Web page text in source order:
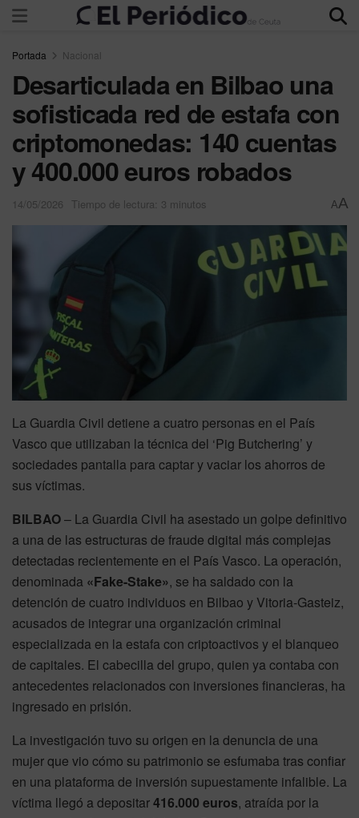
Portada Nacional
Desarticulada en Bilbao una
sofisticada red de estafa con
criptomonedas: 140 cuentas
y 400.000 euros robados
14/05/2026 Tiempo de lectura: 3 minutos AA
La Guardia Civil detiene a cuatro personas en el País
Vasco que utilizaban la técnica del ‘Pig Butchering’ y
sociedades pantalla para captar y vaciar los ahorros de
sus víctimas.
BILBAO– La Guardia Civil ha asestado un golpe definitivo
a una de las estructuras de fraude digital más complejas
detectadas recientemente en el País Vasco. La operación,
denominada «Fake-Stake», se ha saldado con la
detención de cuatro individuos en Bilbao y Vitoria-Gasteiz,
acusados de integrar una organización criminal
especializada en la estafa con criptoactivos y el blanqueo
de capitales. El cabecilla del grupo, quien ya contaba con
antecedentes relacionados con inversiones financieras, ha
ingresado en prisión.
La investigación tuvo su origen en la denuncia de una
mujer que vio cómo su patrimonio se esfumaba tras confiar
en una plataforma de inversión supuestamente infalible. La
víctima llegó a depositar416.000 euros, atraída por la